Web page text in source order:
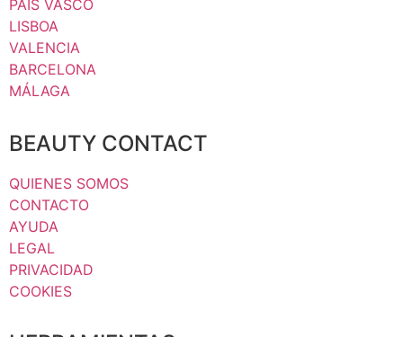
PAÍS VASCO
LISBOA
VALENCIA
BARCELONA
MÁLAGA
BEAUTY CONTACT
QUIENES SOMOS
CONTACTO
AYUDA
LEGAL
PRIVACIDAD
COOKIES